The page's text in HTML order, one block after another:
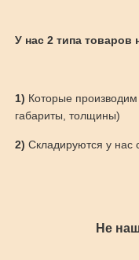
У нас 2 типа товаров
1) Которые производим
габариты, толщины)
2) Складируются у нас
Не